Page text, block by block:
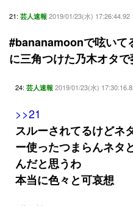
21: 芸人速報 2019/01/23(水) 17:26:44.92
#bananamoonで呟いて
に三角つけた乃木オタで
24: 芸人速報 2019/01/23(水)
>>21
スルーされてるけどネ
ー使ったつまらんネタ
んだと思うわ
本当に色々と可哀想